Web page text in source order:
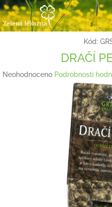
Přejít
na
obsah
Kód:
DRAČÍ
Průměrné
Neohodnoceno Podrobnosti